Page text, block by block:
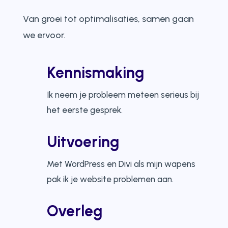
Van groei tot optimalisaties, samen gaan
we ervoor.
Kennismaking
Ik neem je probleem meteen serieus bij
het eerste gesprek.
Uitvoering
Met WordPress en Divi als mijn wapens
pak ik je website problemen aan.
Overleg